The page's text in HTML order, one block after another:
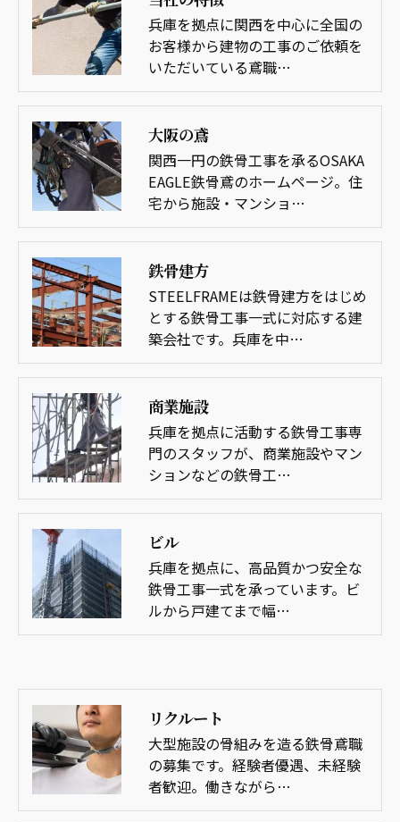
兵庫を拠点に関西を中心に全国の
お客様から建物の工事のご依頼を
いただいている鳶職…
大阪の鳶
関西一円の鉄骨工事を承るOSAKA
EAGLE鉄骨鳶のホームページ。住
宅から施設・マンショ…
鉄骨建方
STEELFRAMEは鉄骨建方をはじめ
とする鉄骨工事一式に対応する建
築会社です。兵庫を中…
商業施設
兵庫を拠点に活動する鉄骨工事専
門のスタッフが、商業施設やマン
ションなどの鉄骨工…
ビル
兵庫を拠点に、高品質かつ安全な
鉄骨工事一式を承っています。ビ
ルから戸建てまで幅…
リクルート
大型施設の骨組みを造る鉄骨鳶職
の募集です。経験者優遇、未経験
者歓迎。働きながら…